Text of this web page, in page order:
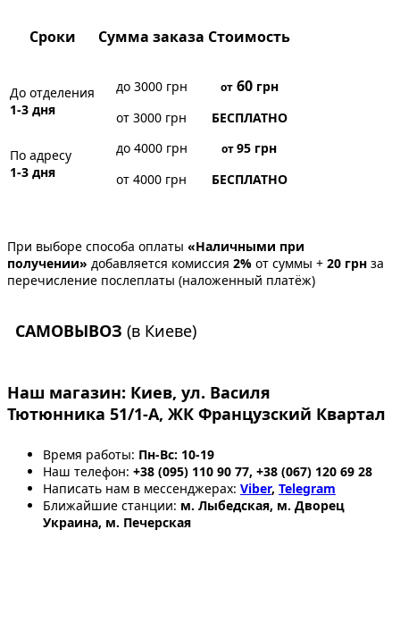
Сроки Сумма заказа Стоимость
До отделения
1-3 дня
до 3000 грн от60грн
от 3000 грн
БЕСПЛАТНО
По адресу
1-3 дня
до 4000 грн от95 грн
от 4000 грн
БЕСПЛАТНО
При выборе способа оплаты «Наличными при
получении» добавляется комиссия 2% от суммы + 20 грн за
перечисление послеплаты (наложенный платёж)
САМОВЫВОЗ (в Киеве)
Наш магазин: Киев, ул. Василя
Тютюнника 51/1-А, ЖК Французский Квартал
Время работы: Пн-Вс: 10-19
Наш телефон: +38 (095) 110 90 77, +38 (067) 120 69 28
Написать нам в мессенджерах: Viber, Telegram
Ближайшие станции: м. Лыбедская, м. Дворец
Украина, м. Печерская